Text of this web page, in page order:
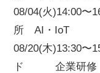
08/04(火)14:00〜
所 AI・IoT
08/20(木)13:30〜
ド 企業研修